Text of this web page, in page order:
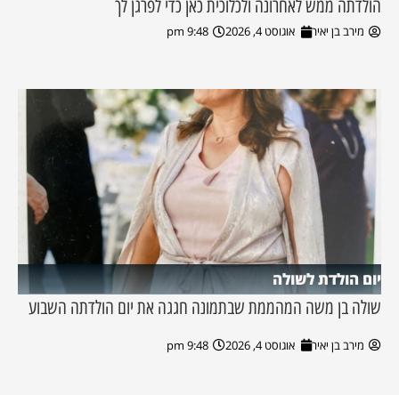
הולדתה ממש לאחרונה ולכלוכית כאן כדי לפרגן לך
מירב בן יאיר אוגוסט 4, 2026 9:48 pm
יום הולדת לשולה
שולה בן משה המהממת שבתמונה חגגה את יום הולדתה השבוע
מירב בן יאיר אוגוסט 4, 2026 9:48 pm